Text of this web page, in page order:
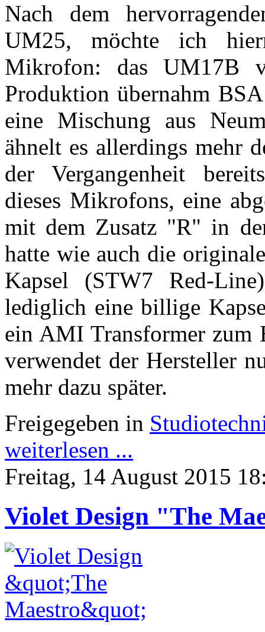
Nach dem
UM25, möchte ich
Mikrofon: das UM17B
Produktion übernahm
eine Mischung aus
ähnelt es allerdings mehr
der Vergangenheit
dieses Mikrofons, eine
mit dem Zusatz "R" in
hatte wie auch die
Kapsel (STW7 Red-
lediglich eine billige
ein AMI Transformer zum
verwendet der Hersteller
mehr dazu später.
Freigegeben in
weiterlesen ...
Freitag, 14 August 2015
Violet Design "The